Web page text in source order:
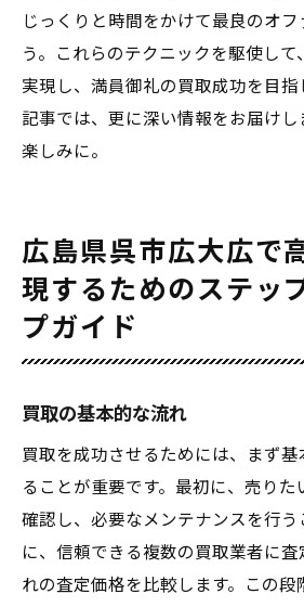
じっくりと時間をかけて最良のオフ
う。これらのテクニックを駆使して
実現し、満員御礼の買取成功を目指
記事では、更に深い情報をお届けし
楽しみに。
広島県呉市広大広で
現するためのステッ
プガイド
買取の基本的な流れ
買取を成功させるためには、まず
ることが重要です。最初に、売りた
確認し、必要なメンテナンスを行う
に、信頼できる複数の買取業者に
れの査定価格を比較します。この段